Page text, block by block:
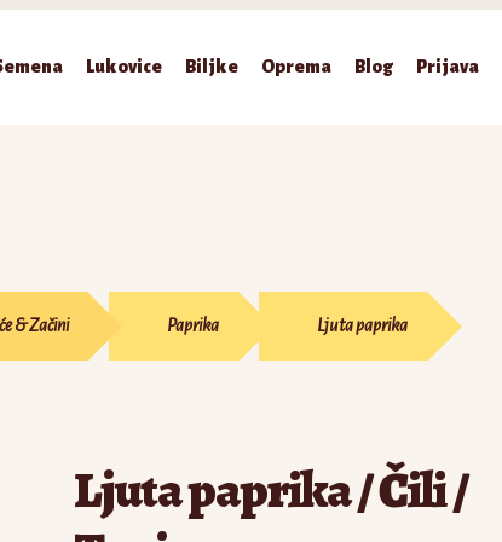
Lukovice Biljke Oprema Blog Prijava
& Začini Paprika Ljuta paprika
Ljuta paprika / Čili /